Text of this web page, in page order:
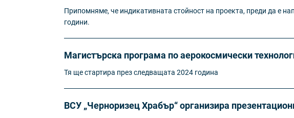
Припомняме, че индикативната стойност на проекта, преди да е
години.
Магистърска програма по аерокосмически
Тя ще стартира през следващата 2024 година
ВСУ „Черноризец Храбър“ организира